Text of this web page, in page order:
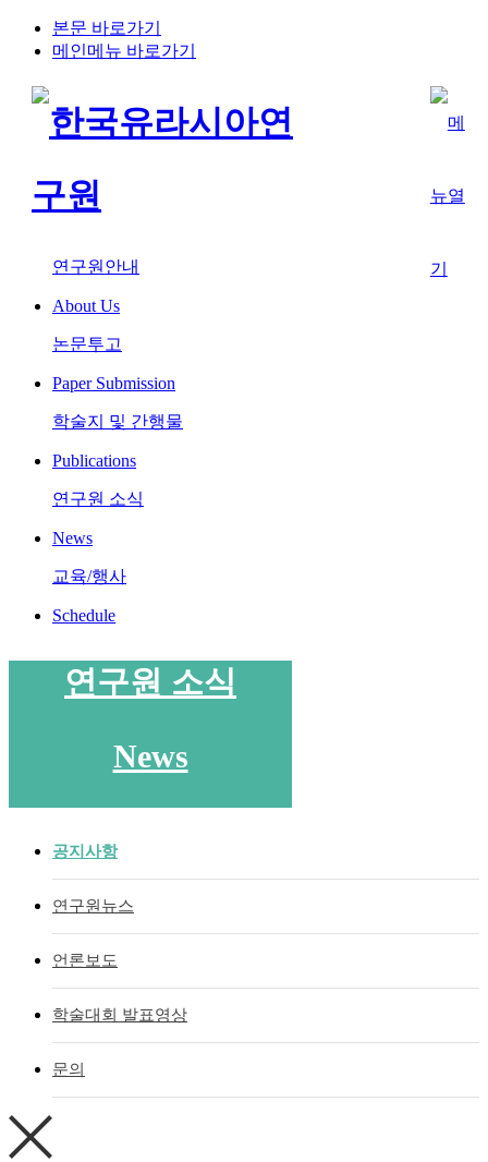
본문 바로가기
메인메뉴 바로가기
연구원안내
About Us
논문투고
Paper Submission
학술지 및 간행물
Publications
연구원 소식
News
교육/행사
Schedule
연구원 소식
News
공지사항
연구원뉴스
언론보도
학술대회 발표영상
문의